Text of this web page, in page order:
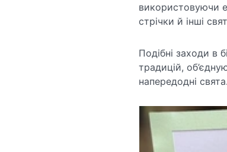
використовуючи
стрічки й інші
Подібні заходи в
традицій,
напередодні свята.